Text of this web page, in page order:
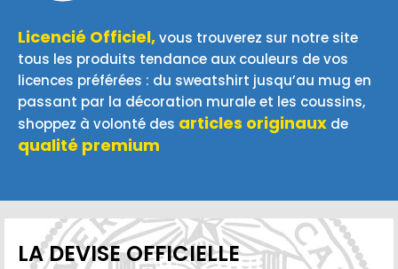
Licencié Officiel,vous trouverez sur notre site
tous les produits tendance aux couleurs de vos
licences préférées : du sweatshirt jusqu’au mug en
passant par la décoration murale et les coussins,
shoppez à volonté des articles originaux de
qualité premium
LA DEVISE OFFICIELLE